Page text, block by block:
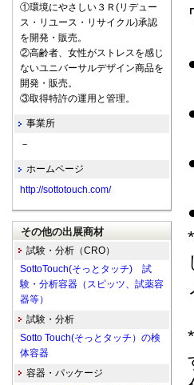
①環境にやさしい３Ｒ(リデュー
ス・リユース・リサイクル)承認
を開発・販売。
②高齢者、女性がストレスを感じ
ないユニバーサルデザイン商品を
開発・販売。
③取得特許の運用と管理。
事業所
－
ホームページ
http://sottotouch.com/
その他の出展商材
試験・分析（CRO）
SottoTouch(そっとタッチ) 試
験・分析容器（スピッツ、試薬容
器等）
試験・分析
Sotto Touch(そっとタッチ）の検
体容器
容器・パッケージ